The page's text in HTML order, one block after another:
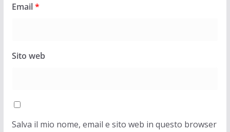
Email*
Sito web
Salva il mio nome, email e sito web in questo browser